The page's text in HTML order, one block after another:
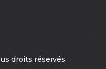
droits réservés.